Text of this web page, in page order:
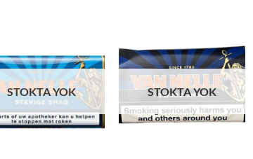
STOKTA YOK STOKTA YOK